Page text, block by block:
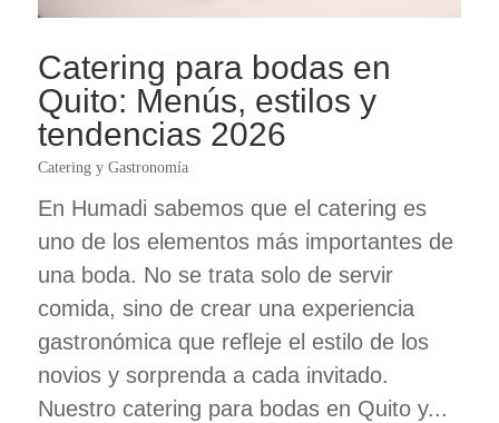
Catering para bodas en
Quito: Menús, estilos y
tendencias 2026
Catering y Gastronomía
En Humadi sabemos que el catering es
uno de los elementos más importantes de
una boda. No se trata solo de servir
comida, sino de crear una experiencia
gastronómica que refleje el estilo de los
novios y sorprenda a cada invitado.
Nuestro catering para bodas en Quito y...